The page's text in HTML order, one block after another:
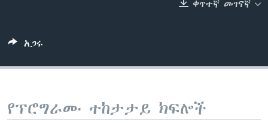
ቋንቋዎች
ቀጥተኛ መገናኛ
አጋሩ
የፕሮግራሙ ተከታታይ ክፍሎች